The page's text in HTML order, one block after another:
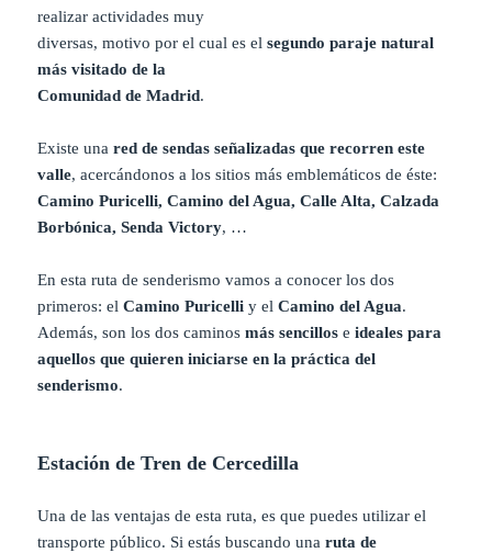
realizar actividades muy
diversas, motivo por el cual es elsegundo paraje natural
más visitado de la
Comunidad de Madrid.
Existe unared de sendas señalizadas que recorren este
valle, acercándonos a los sitios más emblemáticos de éste:
Camino Puricelli, Camino del Agua, Calle Alta, Calzada
Borbónica, Senda Victory, …
En esta ruta de senderismo vamos a conocer los dos
primeros: elCamino Puricelli y elCamino del Agua.
Además, son los dos caminosmás sencillos e ideales para
aquellos que quieren iniciarse en la práctica del
senderismo.
Estación de Tren de Cercedilla
Una de las ventajas de esta ruta, es que puedes utilizar el
transporte público. Si estás buscando unaruta de